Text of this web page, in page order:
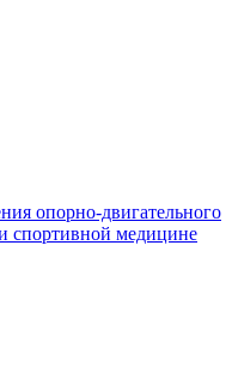
опорно-двигательного
спортивной медицине